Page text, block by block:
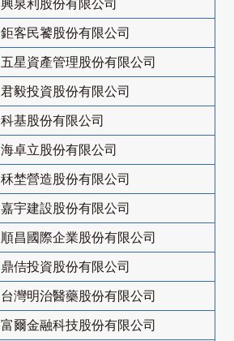
興泉利股份有限公司
鉅客民饕股份有限公司
五星資產管理股份有限公司
君毅投資股份有限公司
科基股份有限公司
海卓立股份有限公司
秝埜營造股份有限公司
嘉宇建設股份有限公司
順昌國際企業股份有限公司
鼎佶投資股份有限公司
台灣明治醫藥股份有限公司
富爾金融科技股份有限公司